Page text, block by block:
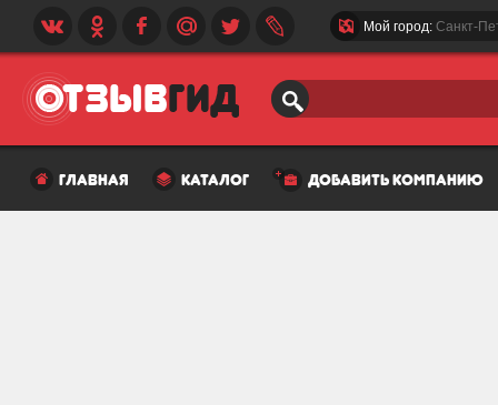
Мой город: Санкт-
главная каталог добавить компанию